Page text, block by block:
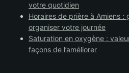
votre quotidien
Horaires de prière à Amiens
organiser votre journée
Saturation en oxygène :
façons de l’améliorer